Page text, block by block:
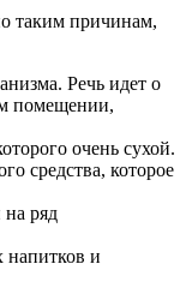
таким причинам,
Речь идет о
помещении,
очень сухой.
средства, которое
на ряд
напитков и